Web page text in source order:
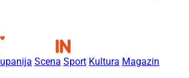
Scena Sport Kultura Magazin